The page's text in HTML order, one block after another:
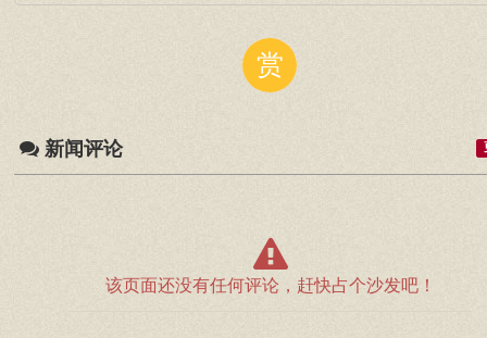
赏
新闻评论
该页面还没有任何评论，赶快占个沙发吧！